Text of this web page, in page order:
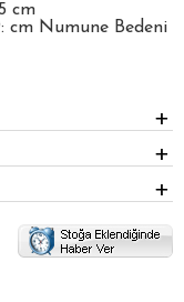
cm
cm Numune Bedeni